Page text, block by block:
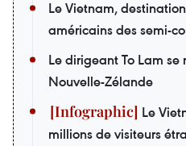
Le Vietnam,
américains des semi-
Le dirigeant To Lam
Nouvelle-Zélande
Le
millions de visiteurs